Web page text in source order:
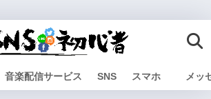
音楽配信サービス SNS スマホ メッ